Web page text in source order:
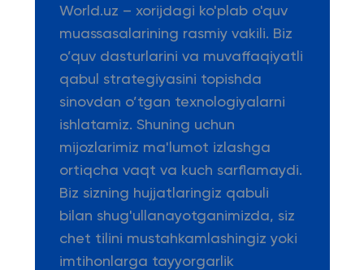
World.uz – xorijdagi ko'plab o'quv
muassasalarining rasmiy vakili. Biz
o’quv dasturlarini va muvaffaqiyatli
qabul strategiyasini topishda
sinovdan o’tgan texnologiyalarni
ishlatamiz. Shuning uchun
mijozlarimiz ma'lumot izlashga
ortiqcha vaqt va kuch sarflamaydi.
Biz sizning hujjatlaringiz qabuli
bilan shug'ullanayotganimizda, siz
chet tilini mustahkamlashingiz yoki
imtihonlarga tayyorgarlik